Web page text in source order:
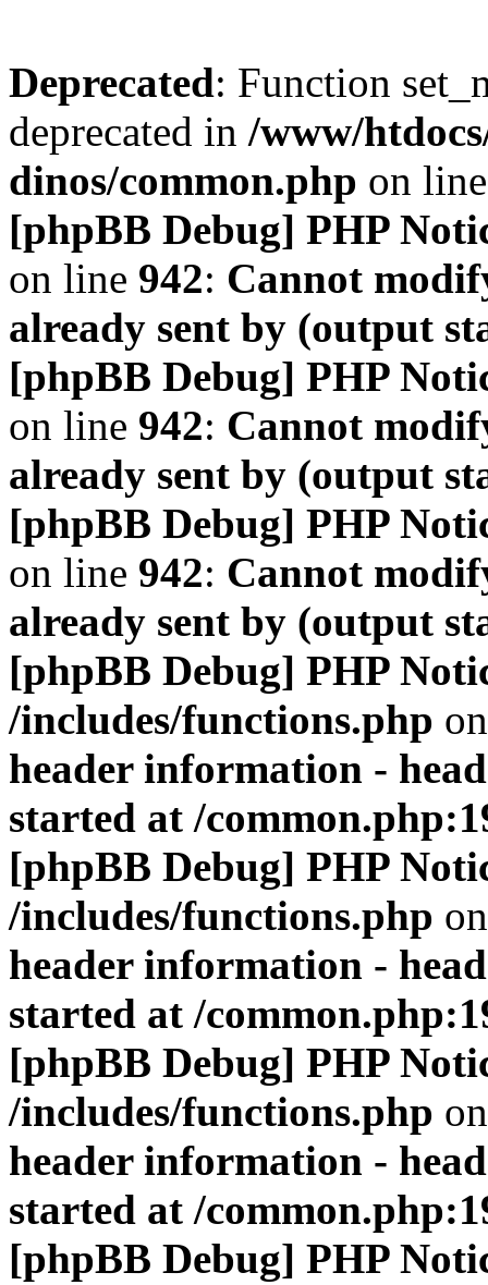
Deprecated: Function
deprecated in /www/
dinos/common.php on
[phpBB Debug] PHP
on line 942: Cannot
already sent by (output
[phpBB Debug] PHP
on line 942: Cannot
already sent by (output
[phpBB Debug] PHP
on line 942: Cannot
already sent by (output
[phpBB Debug] PHP
/includes/functions.php
header information -
started at /
[phpBB Debug] PHP
/includes/functions.php
header information -
started at /
[phpBB Debug] PHP
/includes/functions.php
header information -
started at /
[phpBB Debug] PHP